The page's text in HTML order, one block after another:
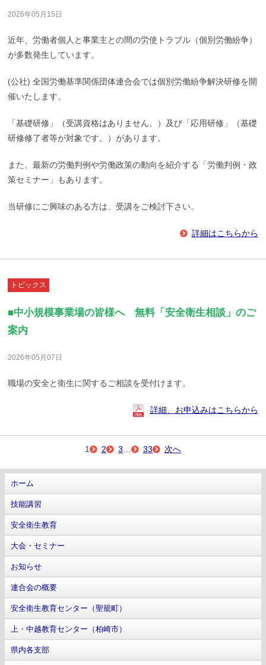
2026年05月15日
近年、労働者個人と事業主との間の労使トラブル（個別労働紛争）
が多数発生しています。
(公社) 全国労働基準関係団体連合会では個別労働紛争解決研修を開
催いたします。
「基礎研修」（受講資格はありません。）及び「応用研修」（基礎
研修修了者等が対象です。）があります。
また、最新の労働判例や労働政策の動向を紹介する「労働判例・政
策セミナー」もあります。
当研修にご興味のある方は、受講をご検討下さい。
詳細はこちらから
トピックス
■中小規模事業場の皆様へ 無料「安全衛生相談」のご
案内
2026年05月07日
職場の安全と衛生に関するご相談を受付けます。
詳細、お申込みはこちらから
1 2 3… 33 次へ
ホーム
技能講習
安全衛生教育
大会・セミナー
お知らせ
連合会の概要
安全衛生教育センター（聖籠町）
上・中越教育センター（柏崎市）
県内各支部